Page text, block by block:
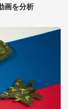
画を分析